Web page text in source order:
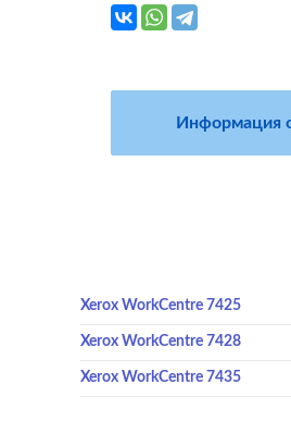
Информация
Xerox WorkCentre 7425
Xerox WorkCentre 7428
Xerox WorkCentre 7435